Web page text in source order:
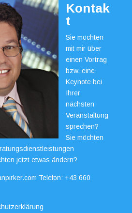
Kontak
t
Sie möchten
mit mir über
einen Vortrag
bzw. eine
Keynote bei
Ihrer
nächsten
Veranstaltung
sprechen?
Sie möchten
jetzt etwas ändern?
Telefon: +43 660